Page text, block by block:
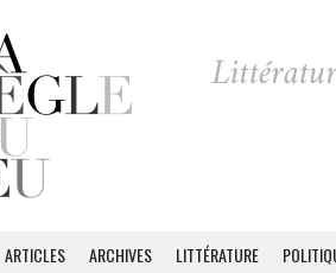
ARTICLES ARCHIVES LITTÉRATURE